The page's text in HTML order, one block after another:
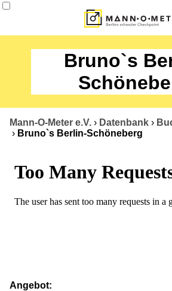
Termine
Über uns
Kontakt
Bruno`s
Mann-O-Meter e.V. › Datenbank ›
› Bruno`s Berlin-Schöneberg
Angebot